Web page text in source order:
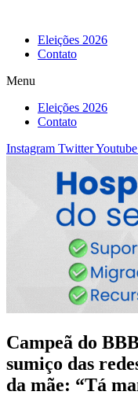
Eleições 2026
Contato
Menu
Eleições 2026
Contato
Instagram TwitterYoutube
Campeã do
sumiço das
da mãe: “Tá